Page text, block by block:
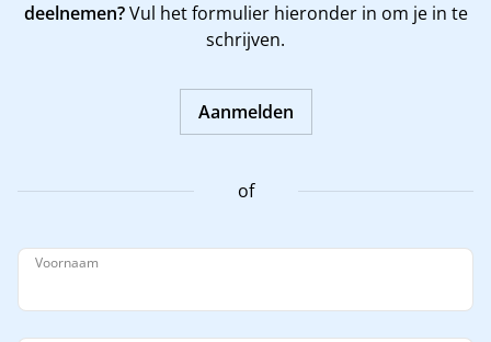
deelnemen?Vul het formulier hieronder in om je in te
schrijven.
Aanmelden
of
Voornaam